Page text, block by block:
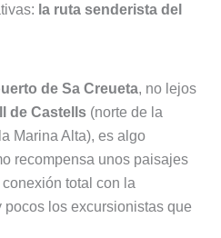
la ruta senderista del
de Sa Creueta, no lejos
de Castells(norte de la
Marina Alta), es algo
recompensa unos paisajes
total con la
pocos los excursionistas que